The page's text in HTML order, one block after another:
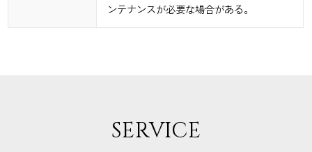
ンテナンスが必要な場合がある。
SERVICE